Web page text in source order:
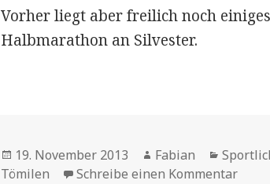
Vorher liegt aber freilich noch
Halbmarathon an Silvester.
Veröffentlicht
am
19. November 2013 Autor
Fabian
Tömilen
Schreibe einen Kommentarzu In